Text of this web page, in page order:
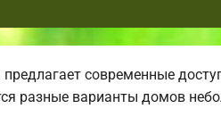
современные
разные варианты домов